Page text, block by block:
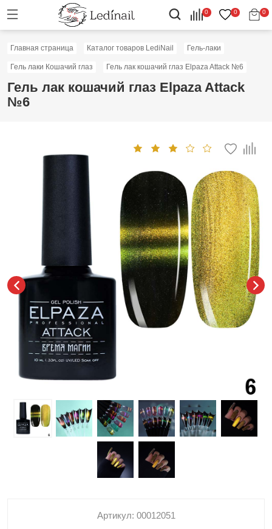
0 0 0
Главная страница Каталог товаров LediNail Гель-лаки
Гель лаки Кошачий глаз Гель лак кошачий глаз Elpaza Attack №6
Гель лак кошачий глаз Elpaza Attack
№6
Артикул: 00012051